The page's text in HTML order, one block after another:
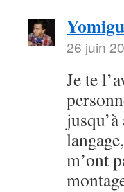
26 juin
Je te
m’ont